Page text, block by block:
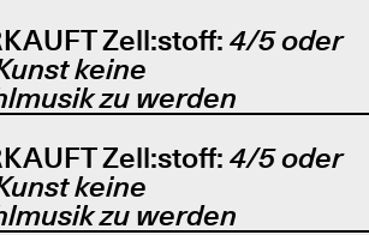
Zell:stoff: 4/5 oder
keine
zu werden
Zell:stoff: 4/5 oder
keine
zu werden